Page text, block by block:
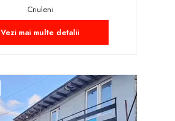
Criuleni
Vezi mai multe detalii